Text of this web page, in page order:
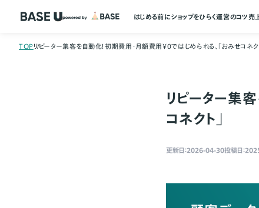
はじめる前にショップをひらく運営のコツ売
TOPリピーター集客を自動化！初期費用・月額費用￥0ではじめられる、「おみせコネク
リピーター集
コネクト」
更新日：2026-04-30投稿日：